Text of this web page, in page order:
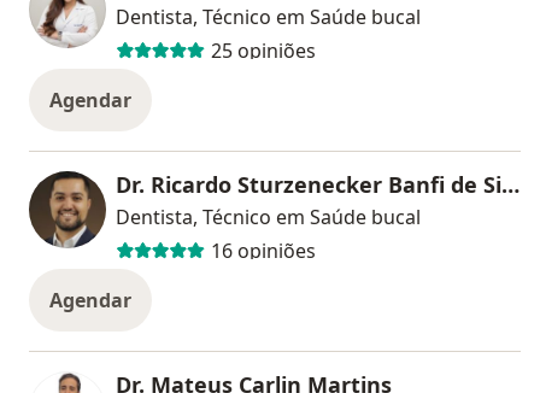
Dentista, Técnico em Saúde bucal
25 opiniões
Agendar
Dr. Ricardo Sturzenecker Banfi de Siqueira
Dentista, Técnico em Saúde bucal
16 opiniões
Agendar
Dr. Mateus Carlin Martins